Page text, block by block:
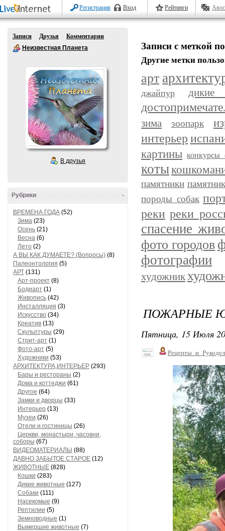
Регистрация Вход Рейтинги
Записи Друзья
Комментарии
Неизвестная Планета
В друзья
-
Рубрики
ВРЕМЕНА ГОДА (52)
Зима (23)
Осень (21)
Весна (6)
Лето (2)
А ВЫ КАК ДУМАЕТЕ? (Вопросы) (8)
Палеонтология (5)
АРТ (131)
Арт-проект (8)
Бодиарт (1)
Живопись (42)
Инсталляция (3)
Искусство (34)
Креатив (13)
Скульптуры (29)
Стрит-арт (1)
Фото-арт (5)
Художники (53)
АРХИТЕКТУРА,ИНТЕРЬЕР (293)
Бары и рестораны (2)
Дома и коттеджи (61)
Другое (64)
Замки и дворцы (33)
Интерьер (13)
Музеи (26)
Отели и гостиницы (26)
Церкви, монастыри, часовни,
соборы (67)
ВИДЕОМАТЕРИАЛЫ (88)
ДАВНО ЗАБЫТОЕ СТАРОЕ (12)
ЖИВОТНЫЕ (828)
Кошки (283)
Дикие животные (127)
Собаки (111)
Насекомые (9)
Рептилии (5)
Земноводные (1)
Вымершие животные (7)
Записи с меткой
Другие метки
арт
джайпур дикие
зима зоопарк
интерьер
картины конкурсы
коты
памятники
породы собак
реки реки
спасение
фото городов
фотографии
художник
ПОЖАРНЫЕ
Пятница, 15 Июля